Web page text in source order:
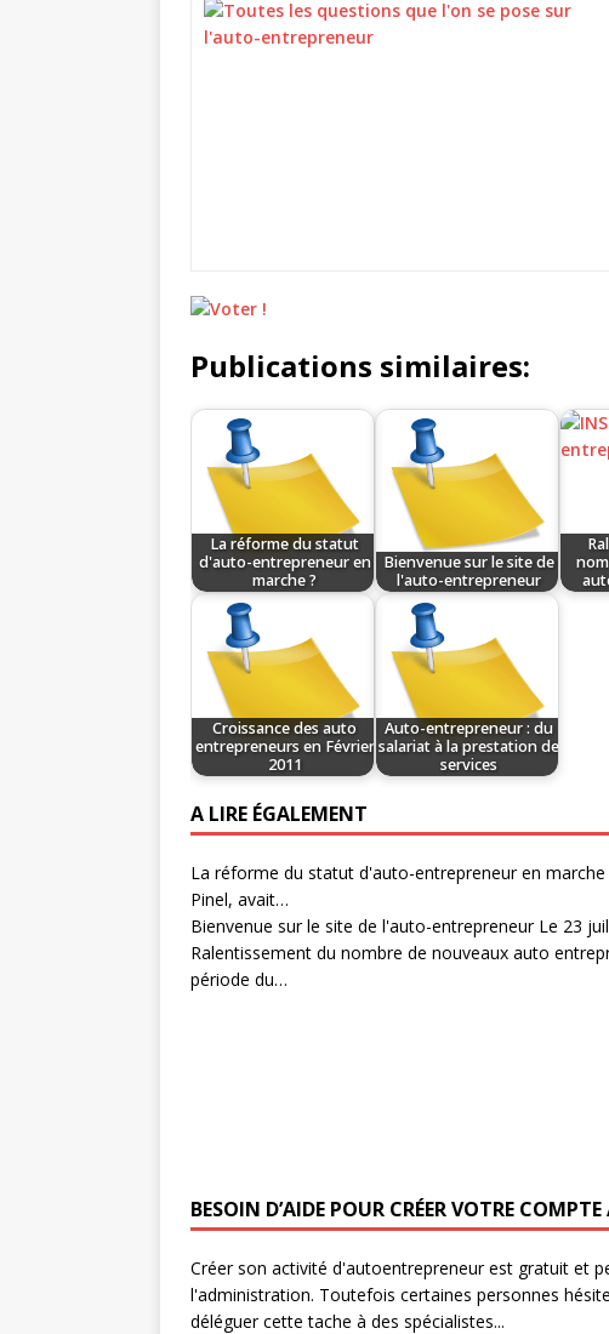
Publications similaires:
La réforme du statut
d'auto-entrepreneur en
marche ?
Bienvenue sur le site de
l'auto-entrepreneur
Croissance des auto
entrepreneurs en Février
2011
Auto-entrepreneur : du
salariat à la prestation de
services
A LIRE ÉGALEMENT
La réforme du statut d'auto-entrepreneur en marche
Pinel, avait…
Bienvenue sur le site de l'auto-entrepreneurLe 23
Ralentissement du nombre de nouveaux auto
période du…
BESOIN D’AIDE POUR CRÉER VOTRE
Créer son activité d'autoentrepreneur est gratuit et
l'administration. Toutefois certaines personnes
déléguer cette tache à des spécialistes...